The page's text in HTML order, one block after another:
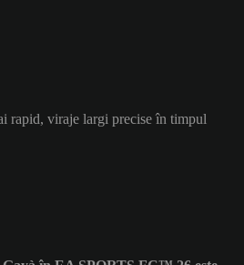
rapid, viraje largi precise în timpul